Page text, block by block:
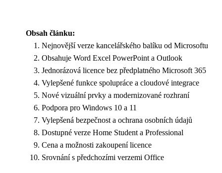
Obsah článku:
Nejnovější verze kancelářského balíku od Microsoftu
Obsahuje Word Excel PowerPoint a Outlook
Jednorázová licence bez předplatného Microsoft 365
Vylepšené funkce spolupráce a cloudové integrace
Nové vizuální prvky a modernizované rozhraní
Podpora pro Windows 10 a 11
Vylepšená bezpečnost a ochrana osobních údajů
Dostupné verze Home Student a Professional
Cena a možnosti zakoupení licence
Srovnání s předchozími verzemi Office